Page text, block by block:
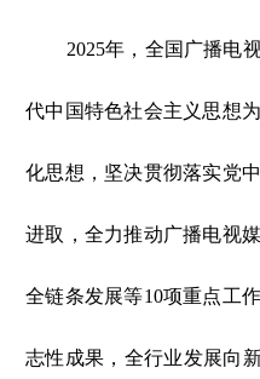
2025年，全国广播电
代中国特色社会主义思想
化思想，坚决贯彻落实党
进取，全力推动广播电视
全链条发展等10项重点工
志性成果，全行业发展向